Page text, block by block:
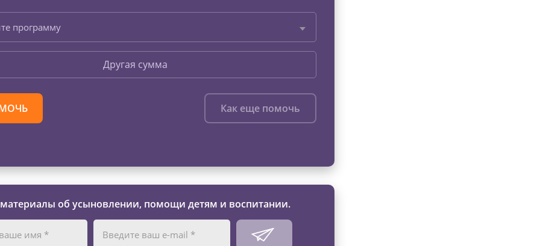
программу
Другая сумма
Как еще помочь
об усыновлении, помощи детям и воспитании.